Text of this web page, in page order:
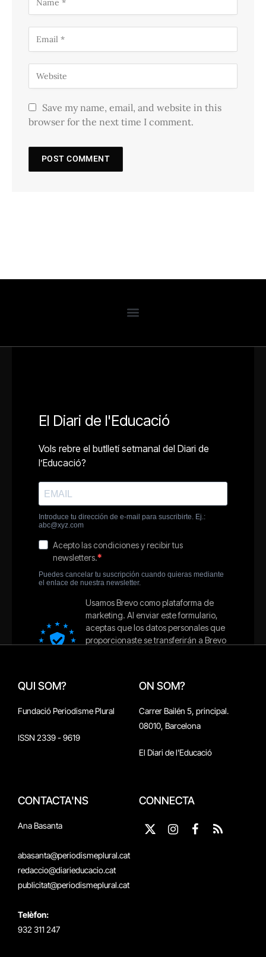
Save my name, email, and website in this
browser for the next time I comment.
QUI SOM?
Fundació Periodisme Plural
ISSN 2339 - 9619
ON SOM?
Carrer Bailén 5, principal.
08010, Barcelona
El Diari de l'Educació
CONTACTA'NS
Ana Basanta
abasanta@periodismeplural.cat
redaccio@diarieducacio.cat
publicitat@periodismeplural.cat
Telèfon:
932 311 247
CONNECTA
X
Instagram
Facebook
RSS